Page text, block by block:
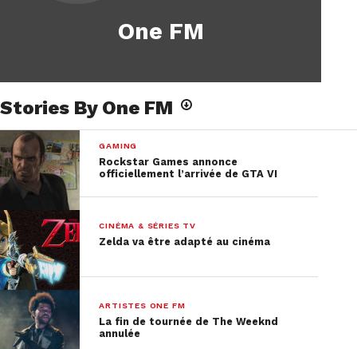
One FM
Stories By One FM
GAMING
Rockstar Games annonce
officiellement l’arrivée de GTA VI
CINÉMA & SÉRIES TV
Zelda va être adapté au cinéma
ARTISTES ONE FM
La fin de tournée de The Weeknd
annulée